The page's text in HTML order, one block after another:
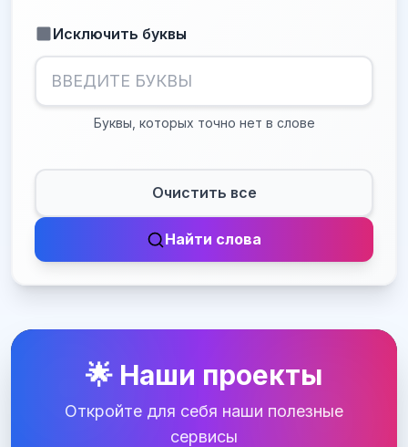
Исключить буквы
Буквы, которых точно нет в слове
Очистить все
Найти слова
🌟 Наши проекты
Откройте для себя наши полезные
сервисы